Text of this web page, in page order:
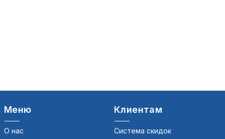
Меню
О нас
Клиентам
Система скидок